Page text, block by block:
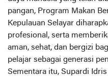
pangan, Program Makan
Kepulauan Selayar
profesional, serta
aman, sehat, dan bergizi
pelajar sebagai generasi
Sementara itu, Supardi